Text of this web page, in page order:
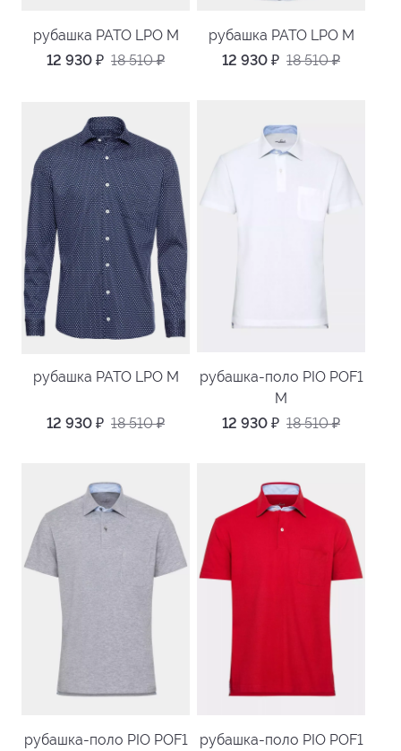
рубашка PATO LPO M
12 930 ₽ 18 510₽
рубашка PATO LPO M
12 930 ₽ 18 510₽
рубашка PATO LPO M
12 930 ₽ 18 510₽
рубашка-поло PIO POF1
M
12 930 ₽ 18 510₽
рубашка-поло PIO POF1
рубашка-поло PIO POF1